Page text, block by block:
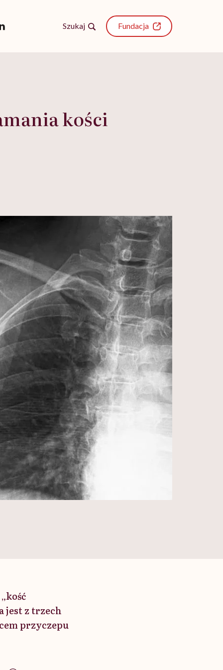
Szukaj Fundacja
kości
jest z trzech
przyczepu